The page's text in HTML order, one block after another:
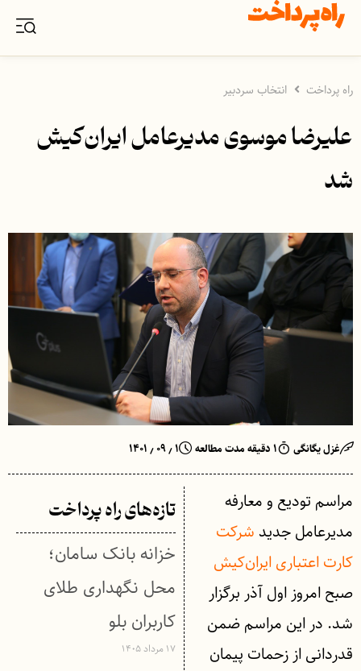
راه پرداخت انتخاب سردبیر
علیرضا موسوی مدیرعامل ایران‌کیش
شد
غزل یگانگی ۱ دقیقه مدت مطالعه ۱ ٫ ۰۹ ٫ ۱۴۰۱
مراسم تودیع و معارفه
مدیرعامل جدید شرکت
کارت اعتباری ایران‌کیش
صبح امروز اول آذر برگزار
شد. در این مراسم ضمن
قدردانی از زحمات پیمان
تازه‌های راه پرداخت
خزانه بانک سامان؛
محل نگهداری طلای
کاربران بلو
۱۷ مرداد ۱۴۰۵